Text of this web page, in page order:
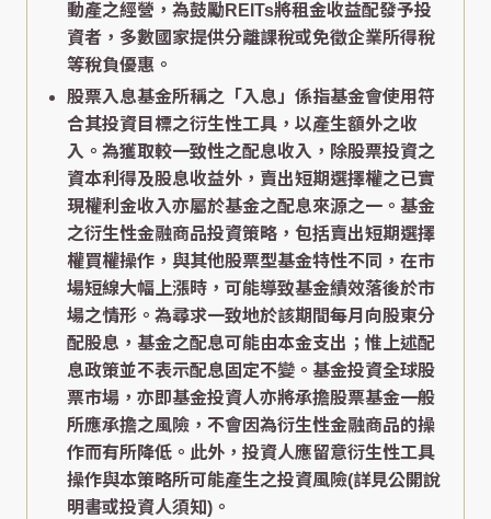
動產之經營，為鼓勵REITs將租金收益配發予投
資者，多數國家提供分離課稅或免徵企業所得稅
等稅負優惠。
股票入息基金所稱之「入息」係指基金會使用符
合其投資目標之衍生性工具，以產生額外之收
入。為獲取較一致性之配息收入，除股票投資之
資本利得及股息收益外，賣出短期選擇權之已實
現權利金收入亦屬於基金之配息來源之一。基金
之衍生性金融商品投資策略，包括賣出短期選擇
權買權操作，與其他股票型基金特性不同，在市
場短線大幅上漲時，可能導致基金績效落後於市
場之情形。為尋求一致地於該期間每月向股東分
配股息，基金之配息可能由本金支出；惟上述配
息政策並不表示配息固定不變。基金投資全球股
票市場，亦即基金投資人亦將承擔股票基金一般
所應承擔之風險，不會因為衍生性金融商品的操
作而有所降低。此外，投資人應留意衍生性工具
操作與本策略所可能產生之投資風險(詳見公開說
明書或投資人須知)。